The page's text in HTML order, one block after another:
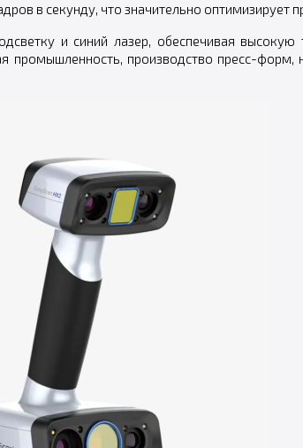
в секунду, что значительно оптимизирует
и синий лазер, обеспечивая высокую
промышленность, производство пресс-форм,